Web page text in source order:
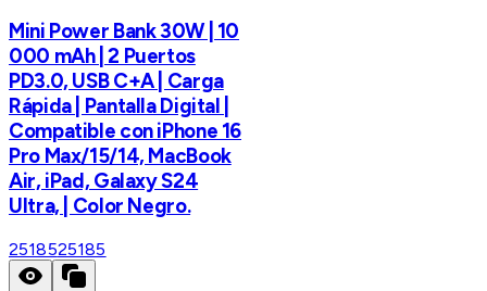
Mini Power Bank 30W | 10
000 mAh | 2 Puertos
PD3.0, USB C+A | Carga
Rápida | Pantalla Digital |
Compatible con iPhone 16
Pro Max/15/14, MacBook
Air, iPad, Galaxy S24
Ultra, | Color Negro.
2518525185